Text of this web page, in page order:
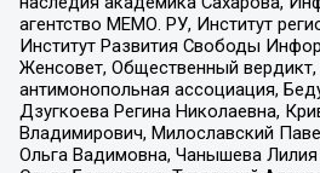
агентство МЕМО. РУ, Институт
Институт Развития Свободы
Женсовет, Общественный вердикт,
антимонопольная ассоциация,
Дзугкоева Регина Николаевна,
Владимирович, Милославский
Ольга Вадимовна, Чанышева